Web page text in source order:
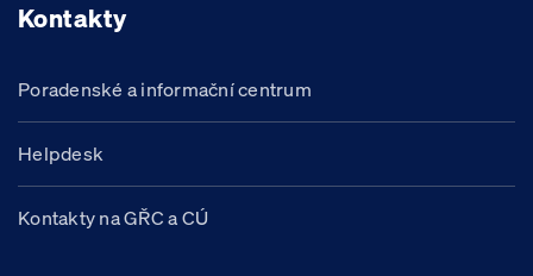
Kontakty
Poradenské a informační centrum
Helpdesk
Kontakty na GŘC a CÚ